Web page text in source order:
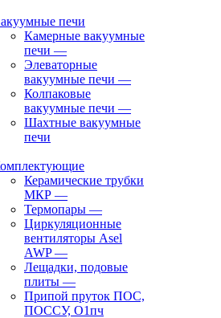
печи
Камерные вакуумные
печи —
Элеваторные
вакуумные печи —
Колпаковые
вакуумные печи —
Шахтные вакуумные
печи
Керамические трубки
МКР —
Термопары —
Циркуляционные
вентиляторы Asel
AWP—
Лещадки, подовые
плиты —
Припой пруток ПОС,
ПОССУ, О1пч